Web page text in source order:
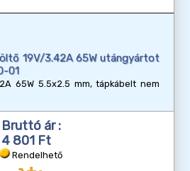
19V/3.42A 65W utángyártot
01
65W 5.5x2.5 mm, tápkábelt nem
Bruttó ár :
4 801 Ft
Rendelhető